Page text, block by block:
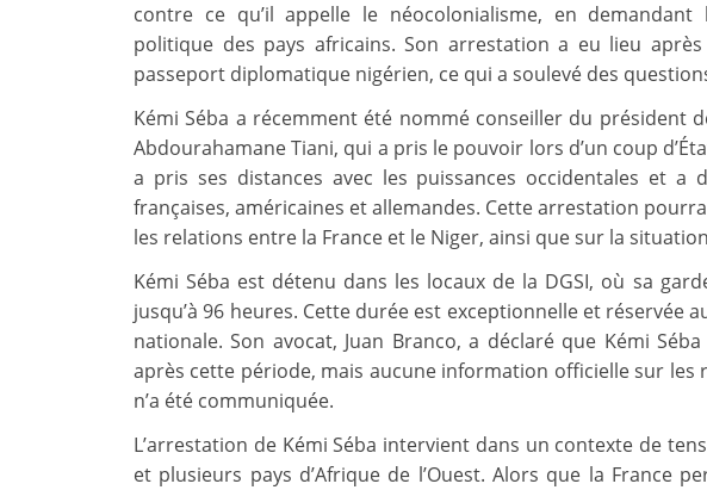
contre ce qu’il appelle le néocolonialisme, en demandant
politique des pays africains. Son arrestation a eu lieu
passeport diplomatique nigérien, ce qui a soulevé des
Kémi Séba a récemment été nommé conseiller du président
Abdourahamane Tiani, qui a pris le pouvoir lors d’un coup
a pris ses distances avec les puissances occidentales et a
françaises, américaines et allemandes. Cette arrestation
les relations entre la France et le Niger, ainsi que sur la
Kémi Séba est détenu dans les locaux de la DGSI, où sa
jusqu’à 96 heures. Cette durée est exceptionnelle et réservée
nationale. Son avocat, Juan Branco, a déclaré que Kémi
après cette période, mais aucune information officielle sur les
n’a été communiquée.
L’arrestation de Kémi Séba intervient dans un contexte de
et plusieurs pays d’Afrique de l’Ouest. Alors que la France